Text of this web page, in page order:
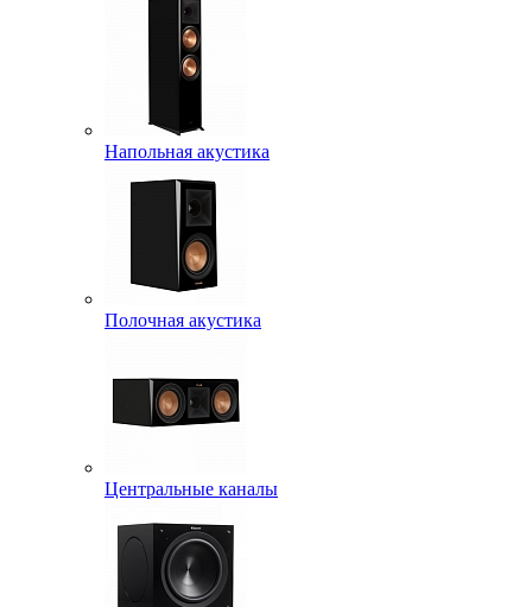
Напольная акустика
Полочная акустика
Центральные каналы